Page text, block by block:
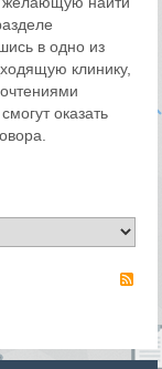
в одно из
клинику,
оказать